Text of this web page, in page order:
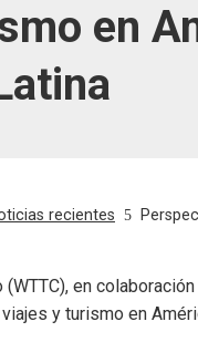
en
recientes
en
y turismo en